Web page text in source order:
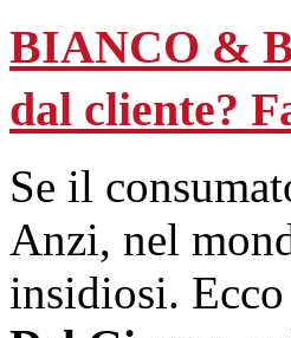
BIANCO &
dal cliente?
Se il
Anzi, nel
insidiosi.